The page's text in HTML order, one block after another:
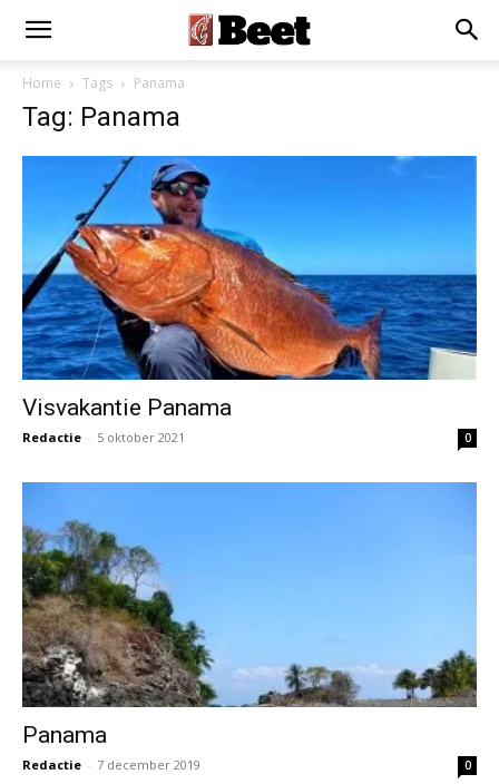
Home Tags Panama
Tag: Panama
Visvakantie Panama
Redactie - 5 oktober 2021 0
Panama
Redactie - 7 december 2019 0